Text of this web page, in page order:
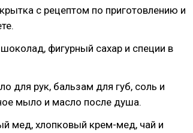
с рецептом по приготовлению и
фигурный сахар и специи в
для рук, бальзам для губ, соль и
мыло и масло после душа.
мед, хлопковый крем-мед, чай и